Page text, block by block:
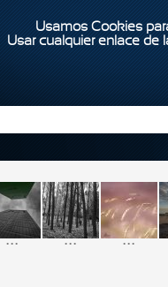
Usamos Cookies
Usar cualquier enlace de
... ... ...